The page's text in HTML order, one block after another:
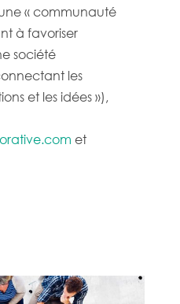
« communauté
à favoriser
société
les
et les idées »),
et